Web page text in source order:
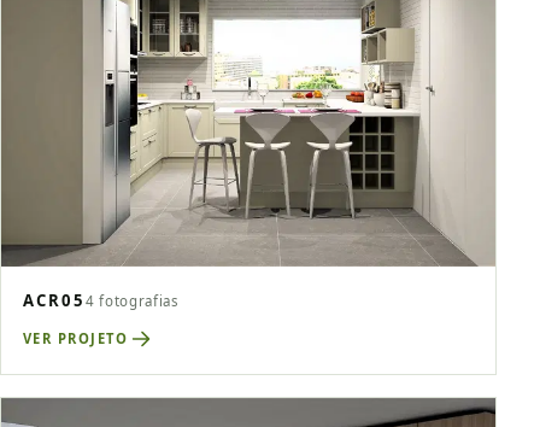
ACR05 4 fotografias
VER PROJETO